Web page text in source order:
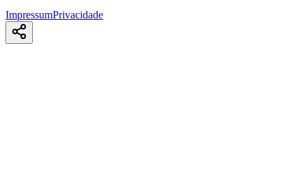
ImpressumPrivacidade